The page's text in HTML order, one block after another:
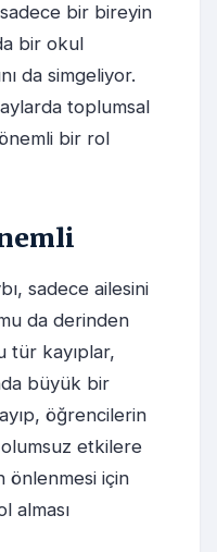
bir bireyin
bir okul
da simgeliyor.
toplumsal
bir rol
sadece ailesini
da derinden
tür kayıplar,
büyük bir
öğrencilerin
olumsuz etkilere
önlenmesi için
alması